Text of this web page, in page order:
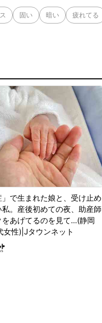
固い 暗い 疲れてる
」で生まれた娘と、受け止め
私。産後初めての夜、助産師
をあげてるのを見て...(静岡
女性)|Jタウンネット